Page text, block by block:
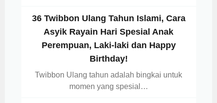
36 Twibbon Ulang Tahun Islami, Cara
Asyik Rayain Hari Spesial Anak
Perempuan, Laki-laki dan Happy
Birthday!
Twibbon Ulang tahun adalah bingkai untuk
momen yang spesial…